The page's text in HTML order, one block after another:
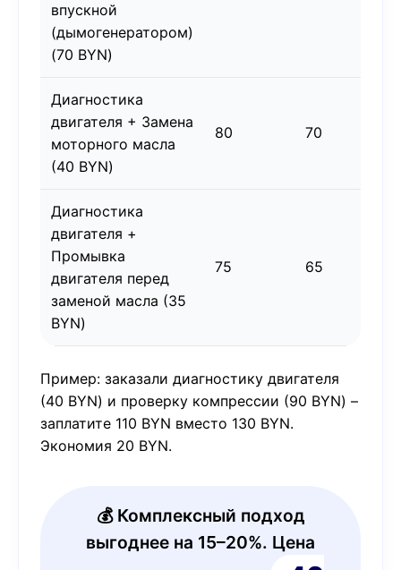
впускной
(дымогенератором)
(70 BYN)
Диагностика
двигателя + Замена
моторного масла
(40 BYN)
80 70
Диагностика
двигателя +
Промывка
двигателя перед
заменой масла (35
BYN)
75 65
Пример: заказали диагностику двигателя
(40 BYN) и проверку компрессии (90 BYN) –
заплатите 110 BYN вместо 130 BYN.
Экономия 20 BYN.
💰 Комплексный подход
выгоднее на 15–20%. Цена